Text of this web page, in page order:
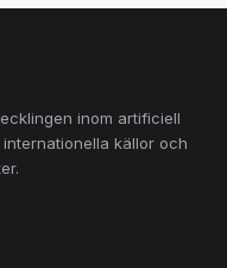
inom artificiell
källor och